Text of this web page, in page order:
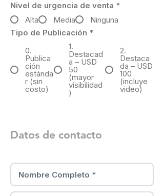
Nivel de urgencia de venta *
Alta
Media
Ninguna
Tipo de Publicación *
0.
Publica
ción
estánda
r (sin
costo)
1.
Destacad
a – USD
50
(mayor
visibilidad
)
2.
Destaca
da – USD
100
(incluye
video)
Datos de contacto